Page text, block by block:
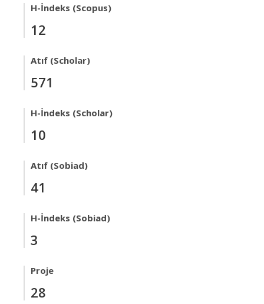
H-İndeks (Scopus)
12
Atıf (Scholar)
571
H-İndeks (Scholar)
10
Atıf (Sobiad)
41
H-İndeks (Sobiad)
3
Proje
28